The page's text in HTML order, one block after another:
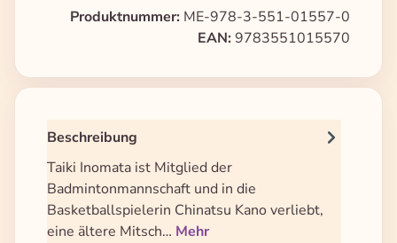
Produktnummer: ME-978-3-551-01557-0
EAN: 9783551015570
Beschreibung
Taiki Inomata ist Mitglied der
Badmintonmannschaft und in die
Basketballspielerin Chinatsu Kano verliebt,
eine ältere Mitsch… Mehr